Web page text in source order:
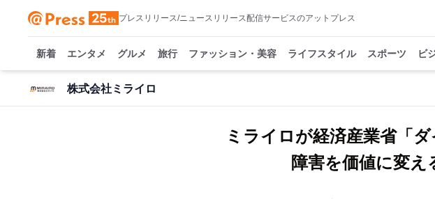
プレスリリース/ニュースリリース配信サービスのアットプレス
新着 エンタメ グルメ 旅行 ファッション・美容 ライフスタイル スポーツ ビ
株式会社ミライロ
ミライロが経済産業省「
障害を価値に変え